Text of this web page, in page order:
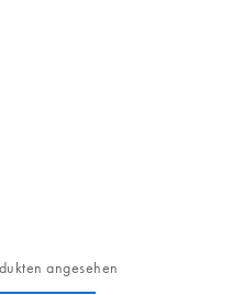
angesehen